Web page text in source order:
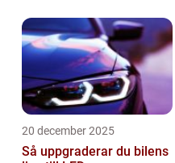
20 december 2025
Så uppgraderar du bilens